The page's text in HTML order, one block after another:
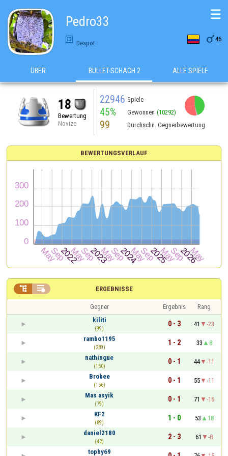
Pedro33
Despot 46
☰
ÜBER BULLET-SCHACH 2 ALLE SPIELE
18
Bewertung
Novize
22946 Spiele
45% Gewonnen (10292)
99 Durchschn. Gegnerbewertung
BEWERTUNGSVERLAUF
ERGEBNISSE
 
Gegner Ergebnis
Rang
kiliti
(99)
0 - 3 41
-23
rambo1195
(289)
1 - 2 33
8
nathingue
(150)
0 - 1 44
-11
Brobee
(156)
0 - 1 55
-11
Mas asyik
(79)
0 - 1 71
-16
KF2
(89)
1 - 0 53
18
daniel2180
(42)
2 - 3 61
-8
tophy69